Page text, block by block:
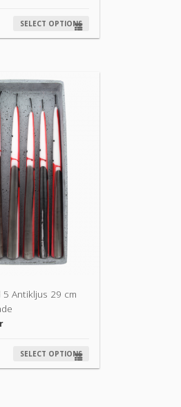
SELECT OPTIONS
5 Antikljus 29 cm
SELECT OPTIONS